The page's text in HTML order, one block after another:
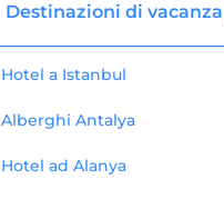
Destinazioni di
Hotel a Istanbul
Alberghi Antalya
Hotel ad Alanya